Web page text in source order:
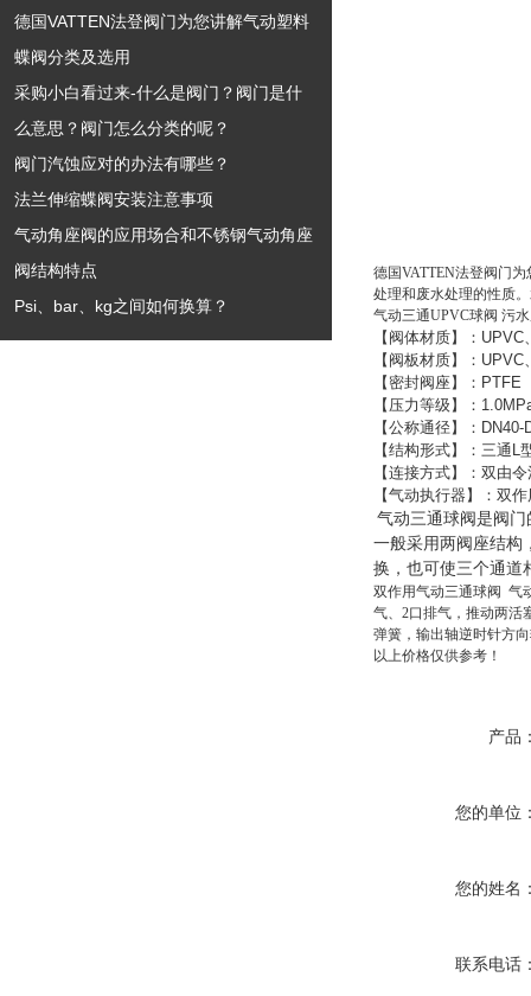
德国VATTEN法登阀门为您讲解气动塑料
蝶阀分类及选用
采购小白看过来-什么是阀门？阀门是什
么意思？阀门怎么分类的呢？
阀门汽蚀应对的办法有哪些？
法兰伸缩蝶阀安装注意事项
气动角座阀的应用场合和不锈钢气动角座
阀结构特点
Psi、bar、kg之间如何换算？
德国VATTEN法登阀门
处理和废水处理的性质
气动三通UPVC球阀 污
【阀体材质】： UPVC
【阀板材质】： UPVC
【密封阀座】： PTFE
【压力等级】：
【公称通径】： DN40-
【结构形式】：三通 L
【连接方式】：双由
【气动执行器】：双
气动三通球阀是阀
一般采用两阀座结构
换，也可使三个通道
双作用气动三通球阀 气
气、2口排气，推动两活
弹簧，输出轴逆时针方
以上价格仅供参考！
产品
您的单位
您的姓名
联系电话